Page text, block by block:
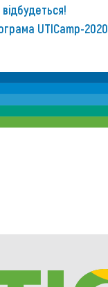
UTICamp-2020